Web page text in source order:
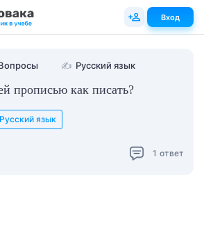
✍ Русский язык
прописью как писать?
Русский язык
1 ответ
Вход